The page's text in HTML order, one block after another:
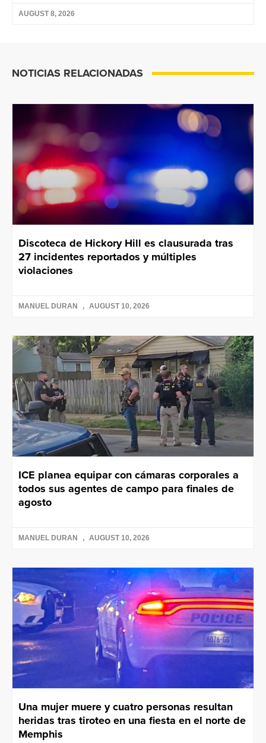
AUGUST 8, 2026
NOTICIAS RELACIONADAS
Discoteca de Hickory Hill es clausurada tras
27 incidentes reportados y múltiples
violaciones
MANUEL DURAN AUGUST 10, 2026
ICE planea equipar con cámaras corporales a
todos sus agentes de campo para finales de
agosto
MANUEL DURAN AUGUST 10, 2026
Una mujer muere y cuatro personas resultan
heridas tras tiroteo en una fiesta en el norte de
Memphis